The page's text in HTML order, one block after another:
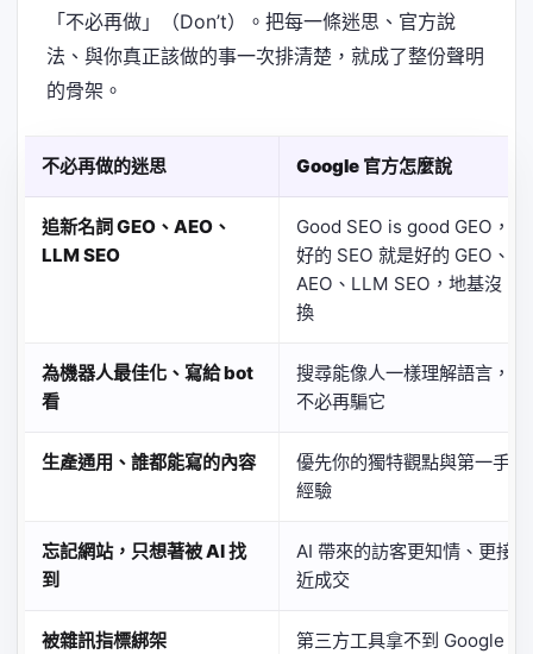
「不必再做」（Don’t）。把每一條迷思、官方說
法、與你真正該做的事一次排清楚，就成了整份聲明
的骨架。
不必再做的迷思 Google 官方怎麼說
追新名詞 GEO、AEO、
LLM SEO
Good SEO is good GEO，
好的 SEO 就是好的 GEO、
AEO、LLM SEO，地基沒
換
為機器人最佳化、寫給 bot
看
搜尋能像人一樣理解語言，
不必再騙它
生產通用、誰都能寫的內容
優先你的獨特觀點與第一手
經驗
忘記網站，只想著被 AI 找
到
AI 帶來的訪客更知情、更接
近成交
被雜訊指標綁架
第三方工具拿不到 Google